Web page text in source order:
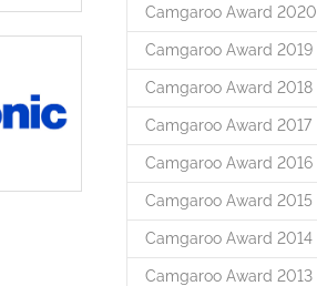
Camgaroo Award 2020
Camgaroo Award 2019
Camgaroo Award 2018
Camgaroo Award 2017
Camgaroo Award 2016
Camgaroo Award 2015
Camgaroo Award 2014
Camgaroo Award 2013